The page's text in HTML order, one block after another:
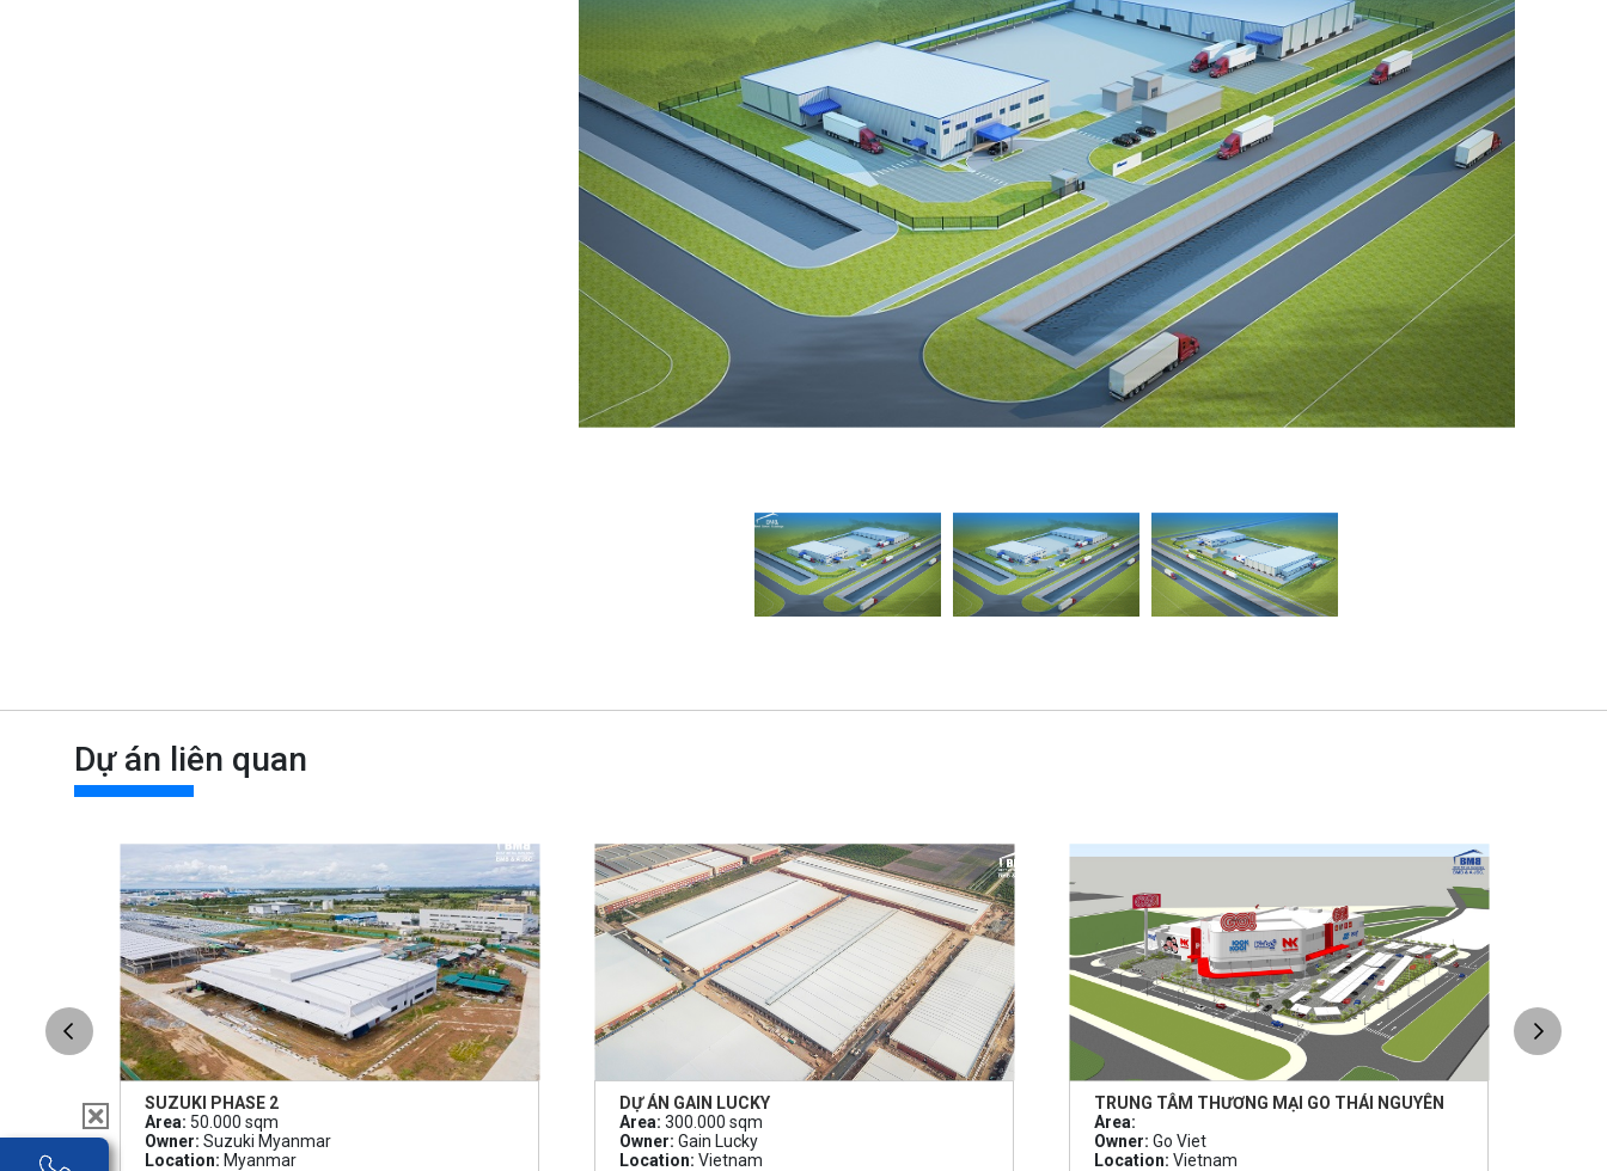
Dự án liên quan
SUZUKI PHASE 2
Area: 50.000 sqm
Owner: Suzuki Myanmar
Location: Myanmar
DỰ ÁN GAIN LUCKY
Area: 300.000 sqm
Owner: Gain Lucky
Location: Vietnam
TRUNG TÂM THƯƠNG MẠI GO THÁI NGUYÊN
Area:
Owner: Go Viet
Location: Vietnam